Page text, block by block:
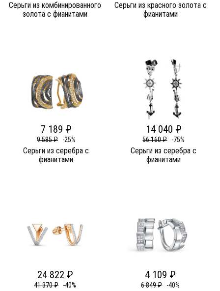
Серьги из комбинированного
золота c фианитами
Серьги из красного золота c
фианитами
7 189 ₽
9 585 ₽ -25%
Серьги из серебра c
фианитами
14 040 ₽
56 160 ₽ -75%
Серьги из серебра c
фианитами
24 822 ₽
41 370 ₽ -40%
4 109 ₽
6 849 ₽ -40%